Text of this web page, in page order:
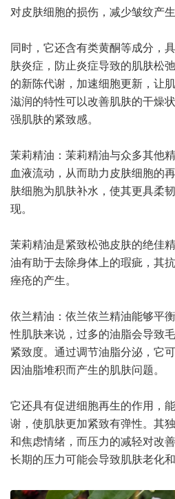
对皮肤细胞的损伤，减少皱纹产
同时，它还含有类黄酮等成分，
肤炎症，防止炎症导致的肌肤松
的新陈代谢，加速细胞更新，让
滋润的特性可以改善肌肤的干燥
强肌肤的紧致感。
茉莉精油：茉莉精油与众多其他
血液流动，从而助力皮肤细胞的
肤细胞为肌肤补水，使其更具柔
现。
茉莉精油是紧致松弛皮肤的绝佳
油有助于去除身体上的瑕疵，其
痤疮的产生。
依兰精油：依兰依兰精油能够平
性肌肤来说，过多的油脂会导致
紧致度。通过调节油脂分泌，它
因油脂堆积而产生的肌肤问题。
它还具有促进细胞再生的作用，
谢，使肌肤更加紧致有弹性。其
和焦虑情绪，而压力的减轻对改
长期的压力可能会导致肌肤老化和